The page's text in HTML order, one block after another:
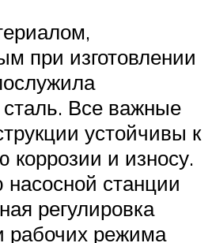
при изготовлении
Все важные
устойчивы к
коррозии и износу.
станции
регулировка
рабочих режима